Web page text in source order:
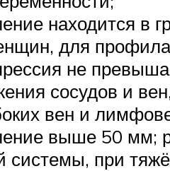
находится в
для
не
сосудов и
вен и
выше 50 мм;
системы, при